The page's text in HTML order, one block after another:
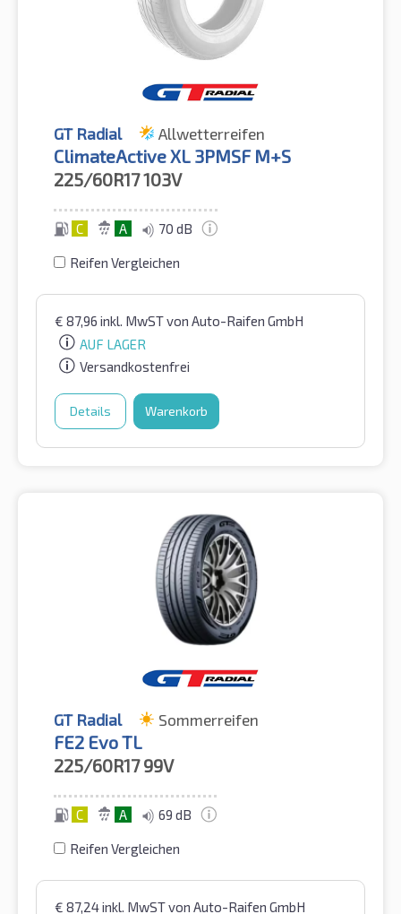
GT Radial Allwetterreifen
ClimateActive XL 3PMSF M+S
225/60R17103V
C A 70 dB
Reifen Vergleichen
€ 87,96 inkl. MwSTvon Auto-Raifen GmbH
AUF LAGER
Versandkostenfrei
Details Warenkorb
GT Radial Sommerreifen
FE2 Evo TL
225/60R17 99V
C A 69 dB
Reifen Vergleichen
€ 87,24inkl. MwSTvon Auto-Raifen GmbH